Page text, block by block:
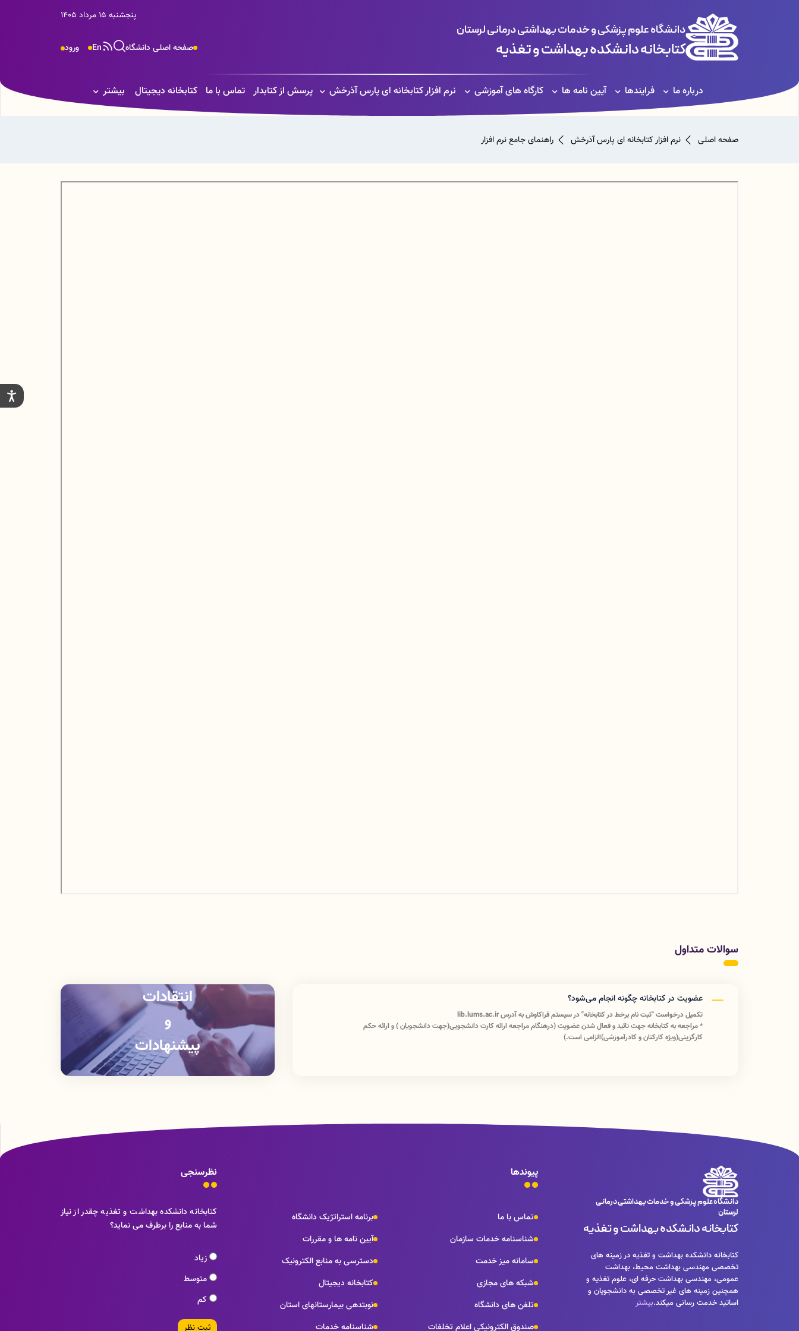
دانشگاه علوم پزشکی و خدمات بهداشتی درمانی لرستان
کتابخانه دانشکده بهداشت و تغذیه
پنجشنبه 15 مرداد 1405
ورود En صفحه اصلی دانشگاه
درباره ما فرایندها آیین نامه ها کارگاه های آموزشی نرم افزار کتابخانه ای پارس آذرخش پرسش از کتابدار تماس با ما کتابخانه دیجیتال بیشتر
صفحه اصلی نرم افزار کتابخانه ای پارس آذرخش راهنمای جامع نرم افزار
سوالات متداول
عضویت در کتابخانه چگونه انجام می‌شود؟
تکمیل درخواست "ثبت نام برخط در کتابخانه" در سیستم فراکاوش به آدرس lib.lums.ac.ir
* مراجعه به کتابخانه جهت تائید و فعال شدن عضویت (درهنگام مراجعه ارائه کارت دانشجویی(جهت دانشجویان ) و ارائه حکم
کارگزینی(ویژه کارکنان و کادرآموزشی)الزامی است.)
انتقادات
و
پیشنهادات
دانشگاه علوم پزشکی و خدمات بهداشتی درمانی
لرستان
کتابخانه دانشکده بهداشت و تغذیه
کتابخانه دانشکده بهداشت و تغذیه در زمینه های
تخصصی مهندسی بهداشت محیط، بهداشت
عمومی، مهندسی بهداشت حرفه ای، علوم تغذیه و
همچنین زمینه های غیر تخصصی به دانشجویان و
اساتید خدمت رسانی میکند.بیشتر
پیوندها
تماس با ما
برنامه استراتژیک دانشگاه
شناسنامه خدمات سازمان
آیین نامه ها و مقررات
سامانه میز خدمت
دسترسی به منابع الکترونیک
شبکه های مجازی
کتابخانه دیجیتال
تلفن های دانشگاه
نوبتدهی بیمارستانهای استان
صندوق الکترونیکی اعلام تخلفات
شناسنامه خدمات
نظرسنجی
کتابخانه دانشکده بهداشت و تغذیه چقدر از نیاز
شما به منابع را برطرف می نماید؟
زیاد
متوسط
کم
ثبت نظر